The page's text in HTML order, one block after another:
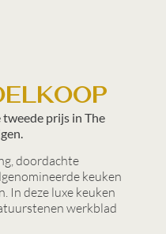
prijs in The
doordachte
keuken
In deze luxe keuken
werkblad